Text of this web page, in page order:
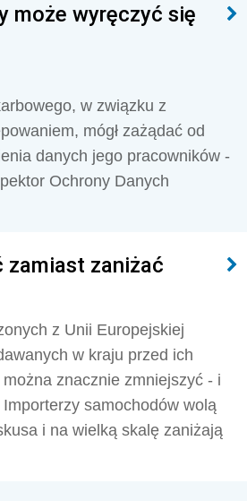
może wyręczyć się
w związku z
mógł zażądać od
danych jego pracowników -
Ochrony Danych
zamiast zaniżać
z Unii Europejskiej
w kraju przed ich
znacznie zmniejszyć - i
Importerzy samochodów wolą
i na wielką skalę zaniżają